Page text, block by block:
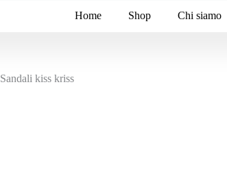
Home Shop Chi siamo
Sandali kiss kriss